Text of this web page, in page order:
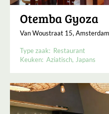
Otemba Gyoza
Van Woustraat 15, Amsterdam
Type zaak: Restaurant
Keuken: Aziatisch Japans